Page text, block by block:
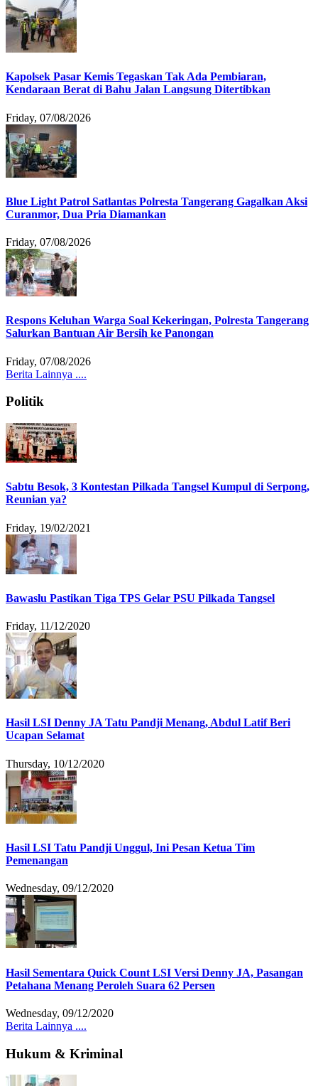
Kapolsek Pasar Kemis Tegaskan Tak Ada Pembiaran,
Kendaraan Berat di Bahu Jalan Langsung Ditertibkan
Friday, 07/08/2026
Blue Light Patrol Satlantas Polresta Tangerang Gagalkan Aksi
Curanmor, Dua Pria Diamankan
Friday, 07/08/2026
Respons Keluhan Warga Soal Kekeringan, Polresta Tangerang
Salurkan Bantuan Air Bersih ke Panongan
Friday, 07/08/2026
Berita Lainnya ....
Politik
Sabtu Besok, 3 Kontestan Pilkada Tangsel Kumpul di Serpong,
Reunian ya?
Friday, 19/02/2021
Bawaslu Pastikan Tiga TPS Gelar PSU Pilkada Tangsel
Friday, 11/12/2020
Hasil LSI Denny JA Tatu Pandji Menang, Abdul Latif Beri
Ucapan Selamat
Thursday, 10/12/2020
Hasil LSI Tatu Pandji Unggul, Ini Pesan Ketua Tim
Pemenangan
Wednesday, 09/12/2020
Hasil Sementara Quick Count LSI Versi Denny JA, Pasangan
Petahana Menang Peroleh Suara 62 Persen
Wednesday, 09/12/2020
Berita Lainnya ....
Hukum & Kriminal